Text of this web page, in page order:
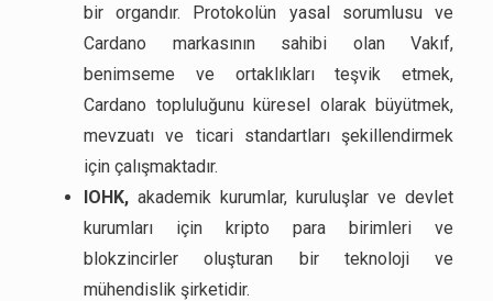
bir organdır. Protokolün yasal sorumlusu ve
Cardano markasının sahibi olan Vakıf,
benimseme ve ortaklıkları teşvik etmek,
Cardano topluluğunu küresel olarak büyütmek,
mevzuatı ve ticari standartları şekillendirmek
için çalışmaktadır.
IOHK, akademik kurumlar, kuruluşlar ve devlet
kurumları için kripto para birimleri ve
blokzincirler oluşturan bir teknoloji ve
mühendislik şirketidir.